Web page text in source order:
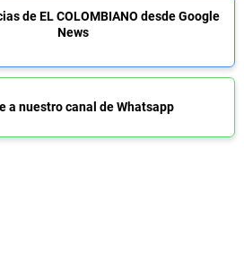
de EL COLOMBIANO desde Google
News
a nuestro canal de Whatsapp